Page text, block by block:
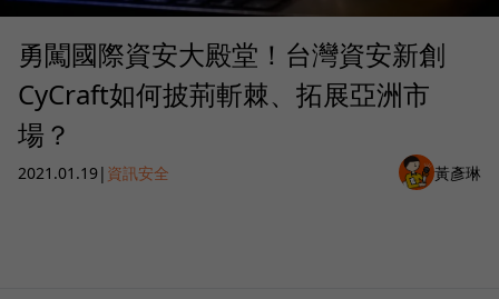
勇闖國際資安大殿堂！台灣資安新創
CyCraft如何披荊斬棘、拓展亞洲市
場？
2021.01.19| 資訊安全 黃彥琳